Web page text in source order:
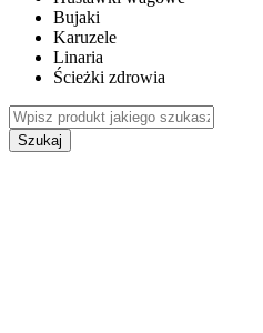
Bujaki
Karuzele
Linaria
Ścieżki zdrowia
Szukaj